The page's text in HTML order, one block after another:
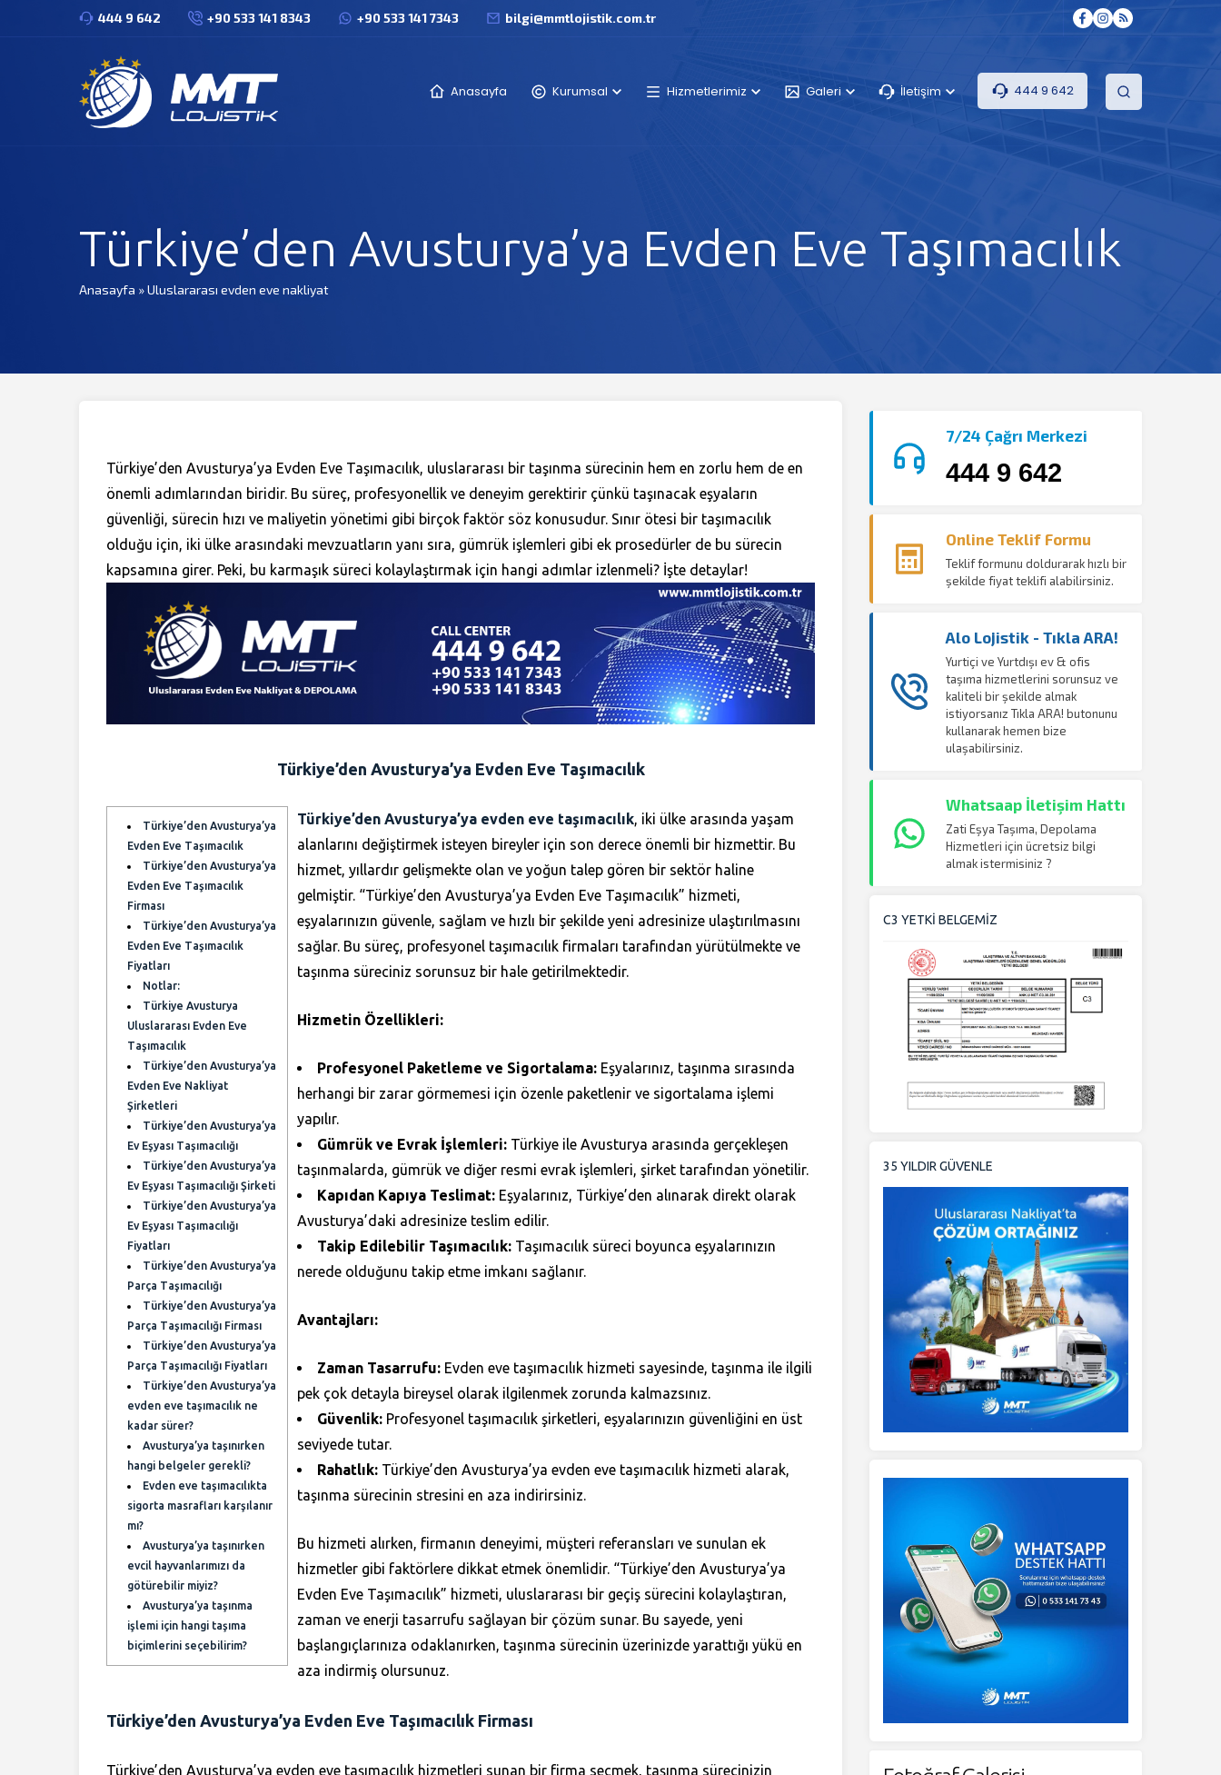
444 9 642 +90 533 141 8343 +90 533 141 7343 bilgi@mmtlojistik.com.tr
Anasayfa Kurumsal Hizmetlerimiz Galeri İletişim 444 9 642
Türkiye’den Avusturya’ya Evden Eve Taşımacılık
Anasayfa »Uluslararası evden eve nakliyat
Türkiye’den Avusturya’ya Evden Eve Taşımacılık, uluslararası bir taşınma sürecinin hem en zorlu hem de en
önemli adımlarından biridir. Bu süreç, profesyonellik ve deneyim gerektirir çünkü taşınacak eşyaların
güvenliği, sürecin hızı ve maliyetin yönetimi gibi birçok faktör söz konusudur. Sınır ötesi bir taşımacılık
olduğu için, iki ülke arasındaki mevzuatların yanı sıra, gümrük işlemleri gibi ek prosedürler de bu sürecin
kapsamına girer. Peki, bu karmaşık süreci kolaylaştırmak için hangi adımlar izlenmeli? İşte detaylar!
Türkiye’den Avusturya’ya Evden Eve Taşımacılık
Türkiye’den Avusturya’ya
Evden Eve Taşımacılık
Türkiye’den Avusturya’ya
Evden Eve Taşımacılık
Firması
Türkiye’den Avusturya’ya
Evden Eve Taşımacılık
Fiyatları
Notlar:
Türkiye Avusturya
Uluslararası Evden Eve
Taşımacılık
Türkiye’den Avusturya’ya
Evden Eve Nakliyat
Şirketleri
Türkiye’den Avusturya’ya
Ev Eşyası Taşımacılığı
Türkiye’den Avusturya’ya
Ev Eşyası Taşımacılığı Şirketi
Türkiye’den Avusturya’ya
Ev Eşyası Taşımacılığı
Fiyatları
Türkiye’den Avusturya’ya
Parça Taşımacılığı
Türkiye’den Avusturya’ya
Parça Taşımacılığı Firması
Türkiye’den Avusturya’ya
Parça Taşımacılığı Fiyatları
Türkiye’den Avusturya’ya
evden eve taşımacılık ne
kadar sürer?
Avusturya’ya taşınırken
hangi belgeler gerekli?
Evden eve taşımacılıkta
sigorta masrafları karşılanır
mı?
Avusturya’ya taşınırken
evcil hayvanlarımızı da
götürebilir miyiz?
Avusturya’ya taşınma
işlemi için hangi taşıma
biçimlerini seçebilirim?
Türkiye’den Avusturya’ya evden eve taşımacılık, iki ülke arasında yaşam
alanlarını değiştirmek isteyen bireyler için son derece önemli bir hizmettir. Bu
hizmet, yıllardır gelişmekte olan ve yoğun talep gören bir sektör haline
gelmiştir. “Türkiye’den Avusturya’ya Evden Eve Taşımacılık” hizmeti,
eşyalarınızın güvenle, sağlam ve hızlı bir şekilde yeni adresinize ulaştırılmasını
sağlar. Bu süreç, profesyonel taşımacılık firmaları tarafından yürütülmekte ve
taşınma süreciniz sorunsuz bir hale getirilmektedir.
Hizmetin Özellikleri:
Profesyonel Paketleme ve Sigortalama: Eşyalarınız, taşınma sırasında
herhangi bir zarar görmemesi için özenle paketlenir ve sigortalama işlemi
yapılır.
Gümrük ve Evrak İşlemleri: Türkiye ile Avusturya arasında gerçekleşen
taşınmalarda, gümrük ve diğer resmi evrak işlemleri, şirket tarafından yönetilir.
Kapıdan Kapıya Teslimat: Eşyalarınız, Türkiye’den alınarak direkt olarak
Avusturya’daki adresinize teslim edilir.
Takip Edilebilir Taşımacılık: Taşımacılık süreci boyunca eşyalarınızın
nerede olduğunu takip etme imkanı sağlanır.
Avantajları:
Zaman Tasarrufu: Evden eve taşımacılık hizmeti sayesinde, taşınma ile ilgili
pek çok detayla bireysel olarak ilgilenmek zorunda kalmazsınız.
Güvenlik: Profesyonel taşımacılık şirketleri, eşyalarınızın güvenliğini en üst
seviyede tutar.
Rahatlık: Türkiye’den Avusturya’ya evden eve taşımacılık hizmeti alarak,
taşınma sürecinin stresini en aza indirirsiniz.
Bu hizmeti alırken, firmanın deneyimi, müşteri referansları ve sunulan ek
hizmetler gibi faktörlere dikkat etmek önemlidir. “Türkiye’den Avusturya’ya
Evden Eve Taşımacılık” hizmeti, uluslararası bir geçiş sürecini kolaylaştıran,
zaman ve enerji tasarrufu sağlayan bir çözüm sunar. Bu sayede, yeni
başlangıçlarınıza odaklanırken, taşınma sürecinin üzerinizde yarattığı yükü en
aza indirmiş olursunuz.
Türkiye’den Avusturya’ya Evden Eve Taşımacılık Firması
Türkiye’den Avusturya’ya evden eve taşımacılık hizmetleri sunan bir firma seçmek, taşınma sürecinizin
7/24 Çağrı Merkezi
444 9 642
Online Teklif Formu
Teklif formunu doldurarak hızlı bir
şekilde fiyat teklifi alabilirsiniz.
Alo Lojistik - Tıkla ARA!
Yurtiçi ve Yurtdışı ev & ofis
taşıma hizmetlerini sorunsuz ve
kaliteli bir şekilde almak
istiyorsanız Tıkla ARA! butonunu
kullanarak hemen bize
ulaşabilirsiniz.
Whatsaap İletişim Hattı
Zati Eşya Taşıma, Depolama
Hizmetleri için ücretsiz bilgi
almak istermisiniz ?
C3 YETKİ BELGEMİZ
35 YILDIR GÜVENLE